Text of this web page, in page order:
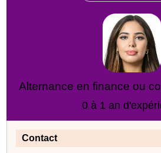
Alternance en finance ou
0 à 1 an
Contact